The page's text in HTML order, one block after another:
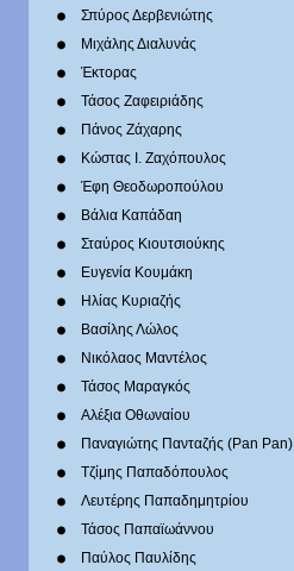
Σπύρος Δερβενιώτης
Mιχάλης Διαλυνάς
Έκτορας
Τάσος Ζαφειριάδης
Πάνος Ζάχαρης
Κώστας Ι. Ζαχόπουλoς
Έφη Θεοδωροπούλου
Βάλια Καπάδαη
Σταύρος Κιουτσιούκης
Ευγενία Κουμάκη
Ηλίας Κυριαζής
Βασίλης Λώλος
Νικόλαος Μαντέλος
Τάσος Μαραγκός
Αλέξια Οθωναίου
Παναγιώτης Πανταζής (Pan Pan)
Τζίμης Παπαδόπουλος
Λευτέρης Παπαδημητρίου
Τάσος Παπαϊωάννου
Παύλος Παυλίδης